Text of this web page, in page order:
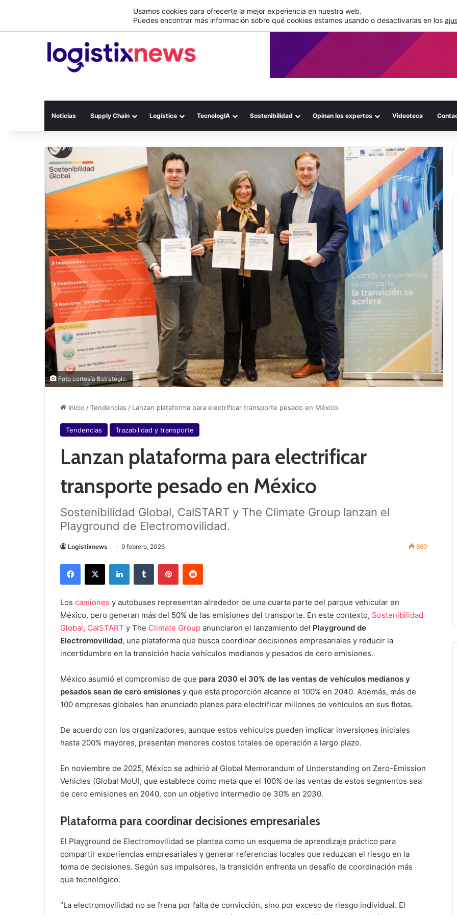
C&A México completa la implementación de su WMS en la nube
Noticias Supply Chain Logística TecnologIA Sostenibilidad Opinan los expertos Videoteca
Foto cortesía Bstrategic.
Inicio /Tendencias / Lanzan plataforma para electrificar transporte pesado en México
Tendencias Trazabilidad y transporte
Lanzan plataforma para electrificar
transporte pesado en México
Sostenibilidad Global, CalSTART y The Climate Group lanzan el
Playground de Electromovilidad.
Logistixnews 9 febrero, 2026 890
Los camiones y autobuses representan alrededor de una cuarta parte del parque vehicular en
México, pero generan más del 50% de las emisiones del transporte. En este contexto, Sostenibilidad
Global, CalSTART y The Climate Group anunciaron el lanzamiento del Playground de
Electromovilidad, una plataforma que busca coordinar decisiones empresariales y reducir la
incertidumbre en la transición hacia vehículos medianos y pesados de cero emisiones.
México asumió el compromiso de que para 2030 el 30% de las ventas de vehículos medianos y
pesados sean de cero emisiones y que esta proporción alcance el 100% en 2040. Además, más de
100 empresas globales han anunciado planes para electrificar millones de vehículos en sus flotas.
De acuerdo con los organizadores, aunque estos vehículos pueden implicar inversiones iniciales
hasta 200% mayores, presentan menores costos totales de operación a largo plazo.
En noviembre de 2025, México se adhirió al Global Memorandum of Understanding on Zero-Emission
Vehicles (Global MoU), que establece como meta que el 100% de las ventas de estos segmentos sea
de cero emisiones en 2040, con un objetivo intermedio de 30% en 2030.
Plataforma para coordinar decisiones empresariales
El Playground de Electromovilidad se plantea como un esquema de aprendizaje práctico para
compartir experiencias empresariales y generar referencias locales que reduzcan el riesgo en la
toma de decisiones. Según sus impulsores, la transición enfrenta un desafío de coordinación más
que tecnológico.
“La electromovilidad no se frena por falta de convicción, sino por exceso de riesgo individual. El
Usamos cookies para ofrecerte la mejor experiencia en nuestra web.
Puedes encontrar más información sobre qué cookies estamos usando o desactivarlas en los